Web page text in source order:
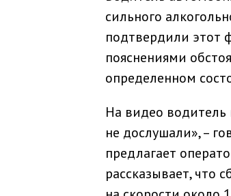
сильного
подтвердили этот
пояснениями
определенном
На видео водитель
не дослушали», –
предлагает
рассказывает, что